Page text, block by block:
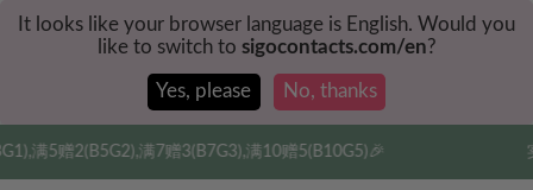
It looks like your browser language is English. Would you
like to switch to sigocontacts.com/en?
Yes, please No, thanks
赠3(B7G3),满10赠5(B10G5)🎉 实付满$35全球包邮